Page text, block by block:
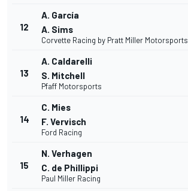
12
A. García
A. Sims
Corvette Racing by Pratt Miller Motorsports
13
A. Caldarelli
S. Mitchell
Pfaff Motorsports
14
C. Mies
F. Vervisch
Ford Racing
15
N. Verhagen
C. de Phillippi
Paul Miller Racing